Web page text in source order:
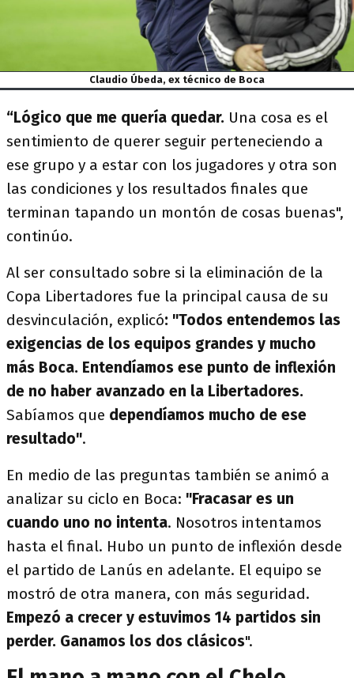
Claudio Úbeda, ex técnico de Boca
“Lógico que me quería quedar. Una cosa es el
sentimiento de querer seguir perteneciendo a
ese grupo y a estar con los jugadores y otra son
las condiciones y los resultados finales que
terminan tapando un montón de cosas buenas",
continúo.
Al ser consultado sobre si la eliminación de la
Copa Libertadores fue la principal causa de su
desvinculación, explicó: "Todos entendemos las
exigencias de los equipos grandes y mucho
más Boca. Entendíamos ese punto de inflexión
de no haber avanzado en la Libertadores.
Sabíamos que dependíamos mucho de ese
resultado".
En medio de las preguntas también se animó a
analizar su ciclo en Boca: "Fracasar es un
cuando uno no intenta. Nosotros intentamos
hasta el final. Hubo un punto de inflexión desde
el partido de Lanús en adelante. El equipo se
mostró de otra manera, con más seguridad.
Empezó a crecer y estuvimos 14 partidos sin
perder. Ganamos los dos clásicos".